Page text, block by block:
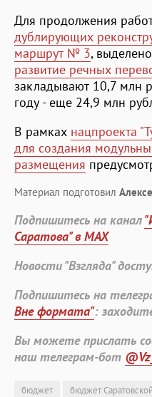
Для продолжения
дублирующих
маршрут № 3,
развитие речных
закладывают 10,7 млн
году - еще 24,9 млн
В рамках нацпроекта
для создания
размещения
Материал подготовил
Подпишитесь на канал
Саратова" в MAX
Новости "Взгляда"
Подпишитесь на
Вне формата":
Вы можете прислать
наш телеграм-бот
бюджет
бюджет